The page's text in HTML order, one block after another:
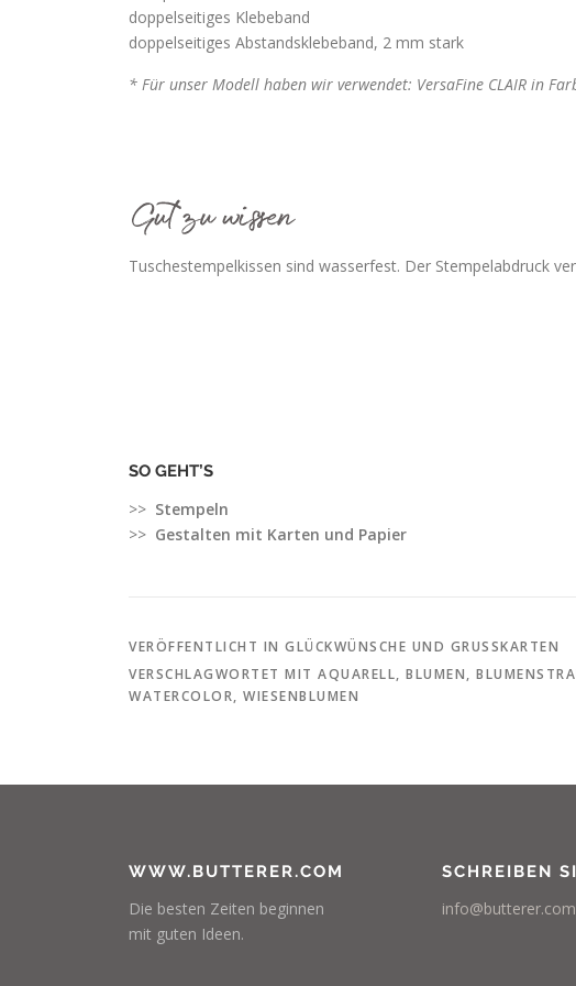
doppelseitiges Klebeband
doppelseitiges Abstandsklebeband, 2 mm stark
* Für unser Modell haben wir verwendet: VersaFine CLAIR in
Tuschestempelkissen sind wasserfest. Der Stempelabdruck
SO GEHT’S
>> Stempeln
>> Gestalten mit Karten und Papier
VERÖFFENTLICHT IN GLÜCKWÜNSCHE UND GRUSSKARTEN
VERSCHLAGWORTET MIT AQUARELL, BLUMEN,
WATERCOLOR, WIESENBLUMEN
WWW.BUTTERER.COM
Die besten Zeiten beginnen
mit guten Ideen.
SCHREIBEN
info@butterer.com